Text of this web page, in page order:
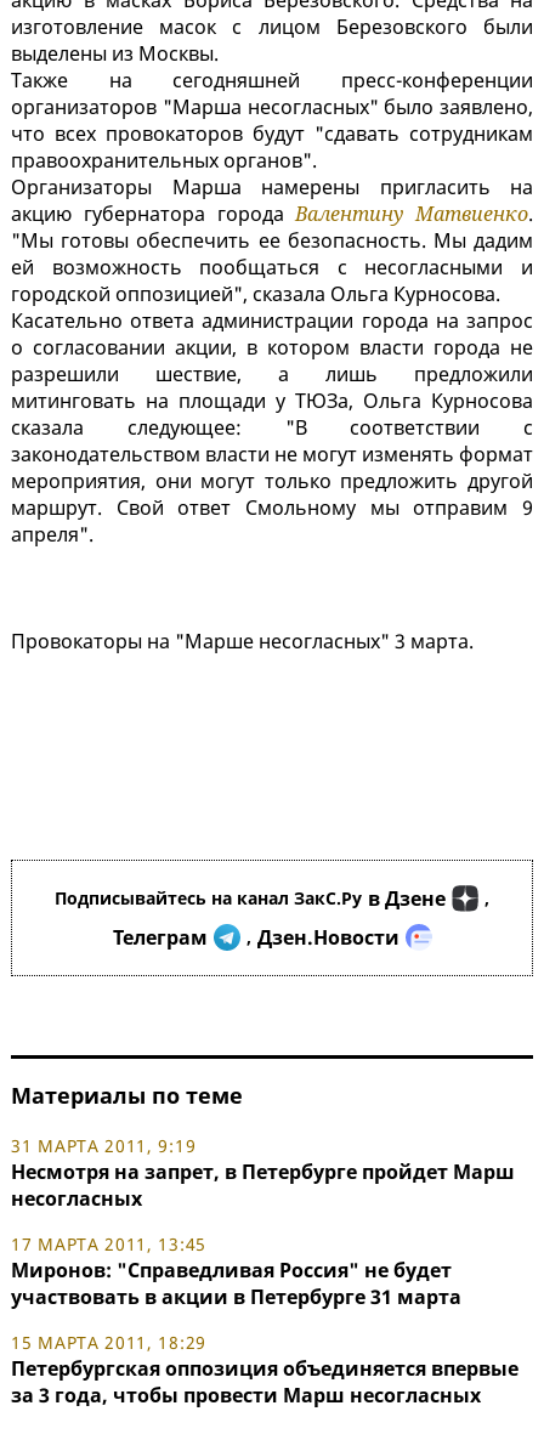
изготовление масок с лицом Березовского были
выделены из Москвы.
Также на сегодняшней пресс-конференции
организаторов "Марша несогласных" было заявлено,
что всех провокаторов будут "сдавать сотрудникам
правоохранительных органов".
Организаторы Марша намерены пригласить на
акцию губернатора городаВалентину Матвиенко.
"Мы готовы обеспечить ее безопасность. Мы дадим
ей возможность пообщаться с несогласными и
городской оппозицией", сказала Ольга Курносова.
Касательно ответа администрации города на запрос
о согласовании акции, в котором власти города не
разрешили шествие, а лишь предложили
митинговать на площади у ТЮЗа, Ольга Курносова
сказала следующее: "В соответствии с
законодательством власти не могут изменять формат
мероприятия, они могут только предложить другой
маршрут. Свой ответ Смольному мы отправим 9
апреля".
Провокаторы на "Марше несогласных" 3 марта.
Подписывайтесь на канал ЗакС.Ру в Дзене ,
Телеграм , Дзен.Новости
Материалы по теме
31 МАРТА 2011, 9:19
Несмотря на запрет, в Петербурге пройдет Марш
несогласных
17 МАРТА 2011, 13:45
Миронов: "Справедливая Россия" не будет
участвовать в акции в Петербурге 31 марта
15 МАРТА 2011, 18:29
Петербургская оппозиция объединяется впервые
за 3 года, чтобы провести Марш несогласных